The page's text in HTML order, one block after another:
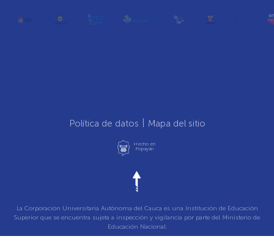
Política de datos Mapa del sitio
Hecho en
Popayán
La Corporación Universitaria Autónoma del Cauca es una Institución de Educación
Superior que se encuentra sujeta a inspección y vigilancia por parte del Ministerio de
Educación Nacional.